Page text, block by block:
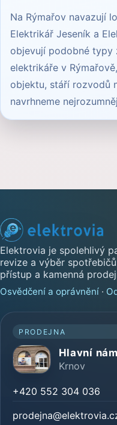
Na Rýmařov navazují
Elektrikář Jeseník a
objevují podobné typy
elektrikáře v
objektu, stáří rozvodů
navrhneme
Elektrovia je spolehlivý
revize a výběr
přístup a kamenná
Osvědčení a oprávnění ·
PRODEJNA
Hlavní
Krnov
+420 552 304 036